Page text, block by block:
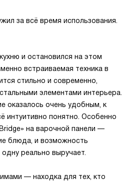
за всё время использования.
и остановился на этом
встраиваемая техника в
стильно и современно,
элементами интерьера.
оказалось очень удобным, к
интуитивно понятно. Особенно
на варочной панели —
блюда, и возможность
реально выручает.
— находка для тех, кто